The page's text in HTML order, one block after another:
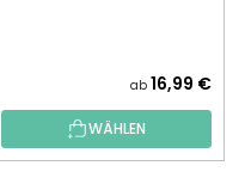
ab 16,99 €
WÄHLEN